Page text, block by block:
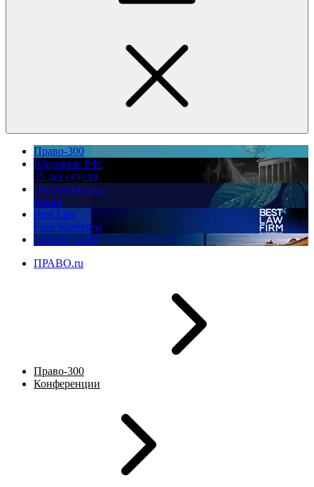
Право-300
Юррынок РФ:
35 лет спустя
Экологическое
право
Best Law
Firm Marketing
ПМЮФ 2026
ПРАВО.ru
Право-300
Конференции